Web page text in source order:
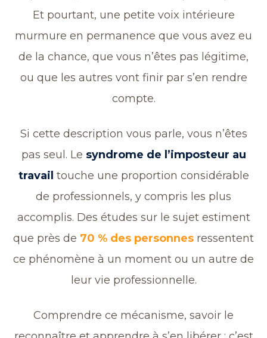
Et pourtant, une petite voix intérieure
murmure en permanence que vous avez eu
de la chance, que vous n’êtes pas légitime,
ou que les autres vont finir par s’en rendre
compte.
Si cette description vous parle, vous n’êtes
pas seul. Le syndrome de l’imposteur au
travail touche une proportion considérable
de professionnels, y compris les plus
accomplis. Des études sur le sujet estiment
que près de 70 % des personnes ressentent
ce phénomène à un moment ou un autre de
leur vie professionnelle.
Comprendre ce mécanisme, savoir le